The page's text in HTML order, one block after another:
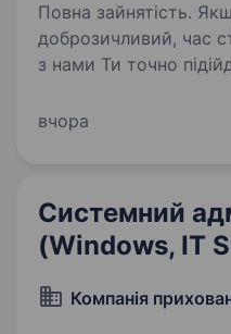
Повна зайнятість. Якщо ти терплячий і
доброзичливий, час
з нами Ти точно підійдеш, якщо вмієш:
та організовувати її
вчора
Системний
(Windows, IT
Компанія